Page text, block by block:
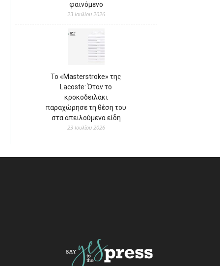
φαινόμενο
23 Ιουλίου 2026
Το «Masterstroke» της
Lacoste: Όταν το
κροκοδειλάκι
παραχώρησε τη θέση του
στα απειλούμενα είδη
23 Ιουλίου 2026